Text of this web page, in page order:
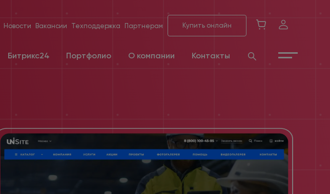
Новости Вакансии Техподдержка Партнерам Купить онлайн
Битрикс24 Портфолио О компании Контакты